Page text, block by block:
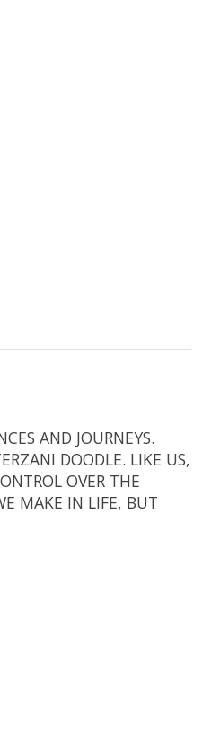
AND JOURNEYS.
DOODLE. LIKE US,
OVER THE
MAKE IN LIFE, BUT